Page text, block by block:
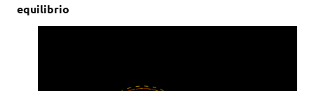
equilibrio